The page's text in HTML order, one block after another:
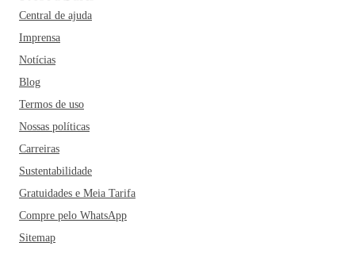
Central de ajuda
Imprensa
Notícias
Blog
Termos de uso
Nossas políticas
Carreiras
Sustentabilidade
Gratuidades e Meia Tarifa
Compre pelo WhatsApp
Sitemap